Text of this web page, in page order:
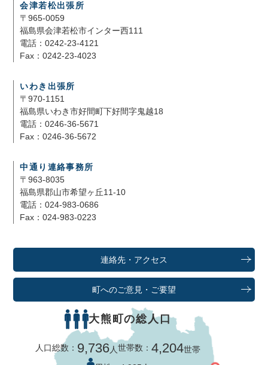
会津若松出張所
〒965-0059
福島県会津若松市インター西111
電話：0242-23-4121
Fax：0242-23-4023
いわき出張所
〒970-1151
福島県いわき市好間町下好間字鬼越18
電話：0246-36-5671
Fax：0246-36-5672
中通り連絡事務所
〒963-8035
福島県郡山市希望ヶ丘11-10
電話：024-983-0686
Fax：024-983-0223
連絡先・アクセス
町へのご意見・ご要望
大熊町の総人口
人口総数： 9,736人世帯数：4,204世帯